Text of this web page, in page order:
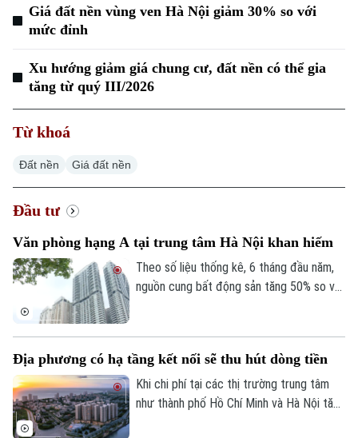
Chuyên mục
Hà Nội
Xã hội
Hà Nội
Nhịp sống Hà Nội
Người Hà Nội
Khoảnh khắc Hà Nội
Ẩm thực
Thế giới
Quân sự
Hồ sơ
Người Việt 4 phương
Tin tức
Cafe sáng
Tài chính Ngân hàng
Tin tức
Đầu tư
Căn hộ
Đất đai
Kinh nghiệm
Tàu và Xe
Ô tô
Xe máy
Thị trường
Giáo dục
Tin tức
Tuyển sinh
Hướng nghiệp
Văn hóa
Tin tức
Sức khỏe
Giá đất nền vùng ven Hà Nội giảm 30% so với
mức đỉnh
Xu hướng giảm giá chung cư, đất nền có thể gia
tăng từ quý III/2026
Từ khoá
Đất nền Giá đất nền
Đầu tư
Văn phòng hạng A tại trung tâm Hà Nội khan hiếm
Theo số liệu thống kê, 6 tháng đầu năm,
nguồn cung bất động sản tăng 50% so với
các sản phẩm mới.
Địa phương có hạ tầng kết nối sẽ thu hút dòng tiền
Khi chi phí tại các thị trường trung tâm
như thành phố Hồ Chí Minh và Hà Nội tăng